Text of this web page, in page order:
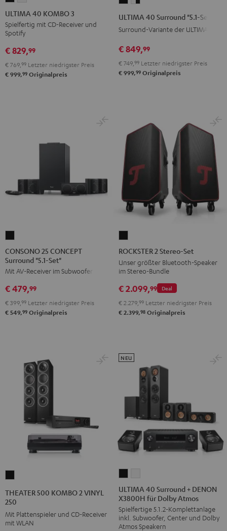
40
KOMBO
3
Schwarz
40
KOMBO
Weiß
ULTIMA 40 KOMBO 3
Spielfertig mit CD-Receiver und
Spotify
€ 829,99
€ 769, 99 Letzter niedrigster Preis
€ 999,99 Originalpreis
Set"
Schwarz
Set"
Weiß
/
ULTIMA 40 Surround "5.1-Set"
Surround-Variante der ULTIMA 40
€ 849,99
€ 749, 99 Letzter niedrigster Preis
€ 999,99 Originalpreis
25
CONCEPT
Surround
"5.1-
Schwarz
CONSONO 25 CONCEPT
Surround "5.1-Set"
Mit AV-Receiver im Subwoofer
€ 479,99
€ 399, 99 Letzter niedrigster Preis
€ 549,99 Originalpreis
2
Stereo-
Set
Schwarz
ROCKSTER 2 Stereo-Set
Unser größter Bluetooth-Speaker
im Stereo-Bundle
Deal
€ 2.099,99
€ 2.279, 99 Letzter niedrigster Preis
€ 2.399,98 Originalpreis
KOMBO
2
VINYL
THEATER 500 KOMBO 2 VINYL
250
Mit Plattenspieler und CD-Receiver
mit WLAN
40
Surround
+
DENON
40
Surround
+
DENON
ULTIMA 40 Surround + DENON
X3800H für Dolby Atmos
Spielfertige 5.1.2-Komplettanlage
inkl. Subwoofer, Center und Dolby
Atmos Speakern
NEU